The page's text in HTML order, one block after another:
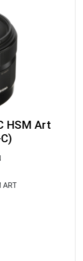
HSM Art
ART